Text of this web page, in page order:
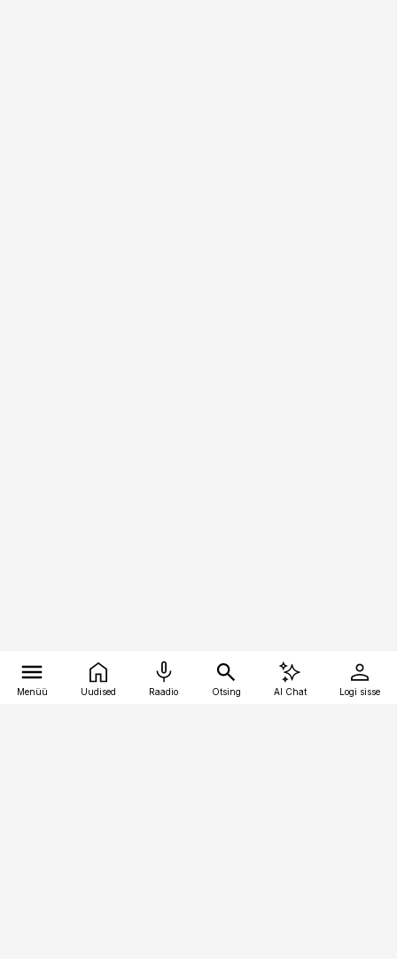
Menüü Uudised Raadio Otsing AI Chat Logi sisse